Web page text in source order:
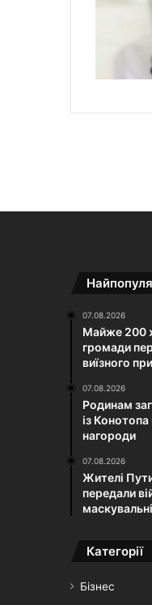
07.08.2026
Майже 200
громади
виїзного
07.08.2026
Родинам
із
нагороди
07.08.2026
Жителі
передали
Категорії
Бізнес